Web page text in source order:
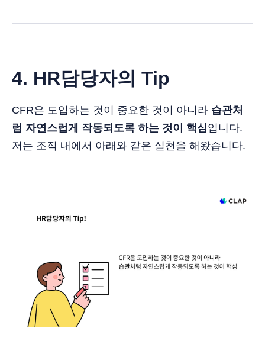
4. HR담당자의 Tip
CFR은 도입하는 것이 중요한 것이 아니라 습관처
럼 자연스럽게 작동되도록 하는 것이 핵심 입니다.
저는 조직 내에서 아래와 같은 실천을 해왔습니다.